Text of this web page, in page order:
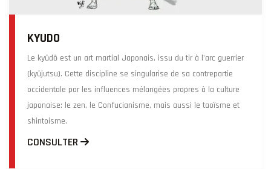
KYUDO
Le kyūdō est un art martial Japonais, issu du tir à l'arc guerrier
(kyūjutsu). Cette discipline se singularise de sa contrepartie
occidentale par les influences mélangées propres à la culture
japonaise: le zen, le Confucianisme, mais aussi le taoïsme et
shintoisme.
CONSULTER